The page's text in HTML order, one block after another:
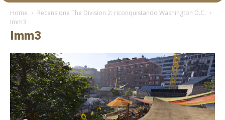
Home
Recensione The Division 2: riconquistando Washington D.C.
Imm3
Imm3